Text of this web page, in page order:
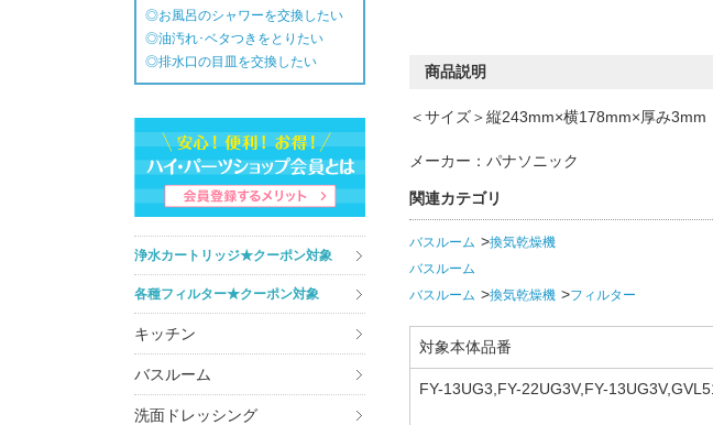
◎お風呂のシャワーを交換したい
◎油汚れ･ベタつきをとりたい
◎排水口の目皿を交換したい
浄水カートリッジ★クーポン対象
各種フィルター★クーポン対象
キッチン
バスルーム
洗面ドレッシング
商品説明
＜サイズ＞縦243mm×横178mm×厚み3mm
メーカー：パナソニック
関連カテゴリ
バスルーム
換気乾燥機
バスルーム
バスルーム
換気乾燥機 フィルター
対象本体品番
FY-13UG3,FY-22UG3V,FY-